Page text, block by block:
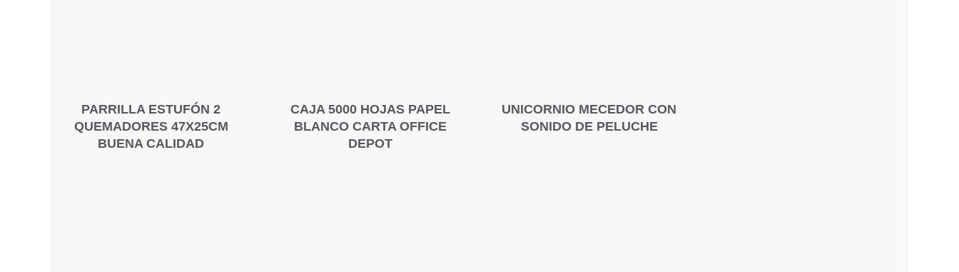
PARRILLA ESTUFÓN 2
QUEMADORES 47X25CM
BUENA CALIDAD
CAJA 5000 HOJAS PAPEL
BLANCO CARTA OFFICE
DEPOT
UNICORNIO MECEDOR CON
SONIDO DE PELUCHE